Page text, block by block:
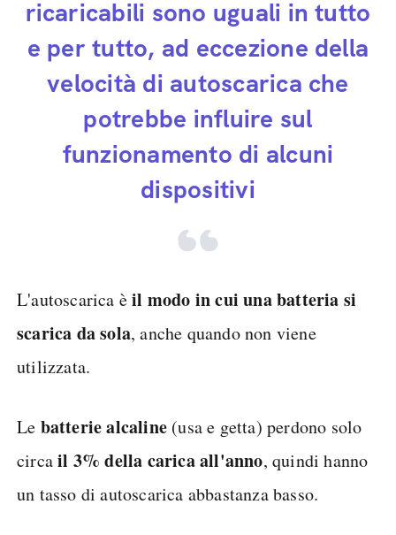
ricaricabili sono uguali in tutto
e per tutto, ad eccezione della
velocità di autoscarica che
potrebbe influire sul
funzionamento di alcuni
dispositivi
L'autoscarica èil modo in cui una batteria si
scarica da sola, anche quando non viene
utilizzata.
Le batterie alcaline (usa e getta) perdono solo
circail 3% della carica all'anno, quindi hanno
un tasso di autoscarica abbastanza basso.